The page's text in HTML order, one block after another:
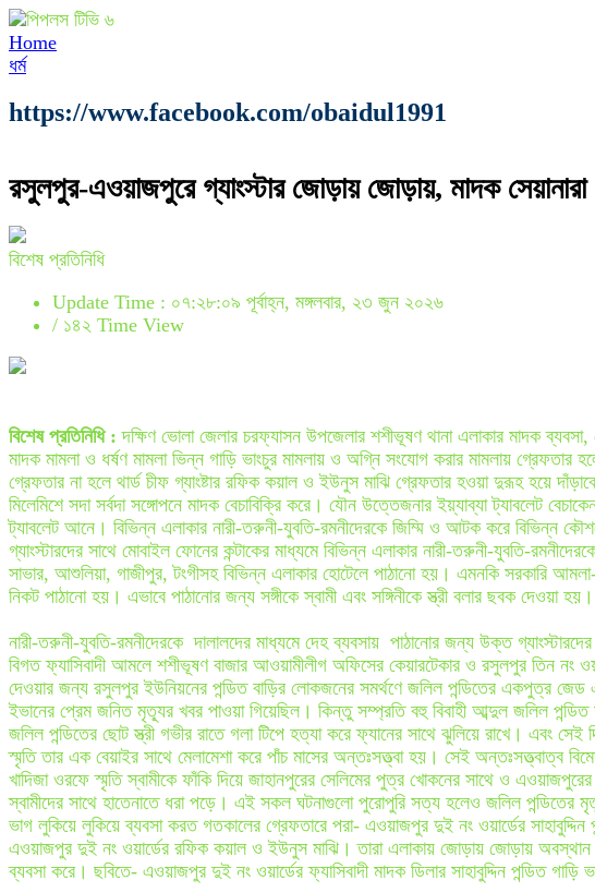
Home
ধর্ম
https://www.facebook.com/obaidul1991
রসুলপুর-এওয়াজপুরে গ্যাংস্টার জোড়ায় জোড়ায়, মাদক সেয়ানারা
বিশেষ প্রতিনিধি
Update Time : ০৭:২৮:০৯ পূর্বাহ্ন, মঙ্গলবার, ২৩ জুন ২০২৬
/ ১৪২ Time View
বিশেষ প্রতিনিধি : দক্ষিণ ভোলা জেলার চরফ্যাসন উপজেলার শশীভূষণ থানা এলাকার মাদক ব্যবসা,
মাদক মামলা ও ধর্ষণ মামলা ভিন্ন গাড়ি ভাংচুর মামলায় ও অগ্নি সংযোগ করার মামলায়
গ্রেফতার না হলে থার্ড চীফ গ্যাংষ্টার রফিক কয়াল ও ইউনুস মাঝি গ্রেফতার হওয়া দুরূহ হয়ে
মিলেমিশে সদা সর্বদা সঙ্গোপনে মাদক বেচাবিক্রি করে। যৌন উত্তেজনার ইয়্যাব্যা ট্যাবলেট
ট্যাবলেট আনে। বিভিন্ন এলাকার নারী-তরুনী-যুবতি-রমনীদেরকে জিম্মি ও আটক করে বিভিন্ন
গ্যাংস্টারদের সাথে মোবাইল ফোনের কন্টাকের মাধ্যমে বিভিন্ন এলাকার নারী-তরুনী-যুবতি-
সাভার, আশুলিয়া, গাজীপুর, টংগীসহ বিভিন্ন এলাকার হোটেলে পাঠানো হয়। এমনকি সরকারি
নিকট পাঠানো হয়। এভাবে পাঠানোর জন্য সঙ্গীকে স্বামী এবং সঙ্গিনীকে স্ত্রী বলার ছবক দেওয়া হয়।
নারী-তরুনী-যুবতি-রমনীদেরকে দালালদের মাধ্যমে দেহ ব্যবসায় পাঠানোর জন্য উক্ত
বিগত ফ্যাসিবাদী আমলে শশীভূষণ বাজার আওয়ামীলীগ অফিসের কেয়ারটেকার ও রসুলপুর তিন নং
দেওয়ার জন্য রসুলপুর ইউনিয়নের পন্ডিত বাড়ির লোকজনের সমর্থণে জলিল পন্ডিতের একপুত্র
ইভানের প্রেম জনিত মৃত্যূর খবর পাওয়া গিয়েছিল। কিন্তু সম্প্রতি বহু বিবাহী আব্দুল জলিল
জলিল পন্ডিতের ছোট স্ত্রী গভীর রাতে গলা টিপে হত্যা করে ফ্যানের সাথে ঝুলিয়ে রাখে। এবং
স্মৃতি তার এক বেয়াইর সাথে মেলামেশা করে পাঁচ মাসের অন্তঃসত্ত্বা হয়। সেই অন্তঃসত্ত্বাত্ব
খাদিজা ওরফে স্মৃতি স্বামীকে ফাঁকি দিয়ে জাহানপুরের সেলিমের পুত্র খোকনের সাথে ও
স্বামীদের সাথে হাতেনাতে ধরা পড়ে। এই সকল ঘটনাগুলো পুরোপুরি সত্য হলেও জলিল
ভাগ লুকিয়ে লুকিয়ে ব্যবসা করত গতকালের গ্রেফতারে পরা- এওয়াজপুর দুই নং ওয়ার্ডের
এওয়াজপুর দুই নং ওয়ার্ডের রফিক কয়াল ও ইউনুস মাঝি। তারা এলাকায় জোড়ায় জোড়ায় অবস্থান
ব্যবসা করে। ছবিতে- এওয়াজপুর দুই নং ওয়ার্ডের ফ্যাসিবাদী মাদক ডিলার সাহাবুদ্দিন পন্ডিত